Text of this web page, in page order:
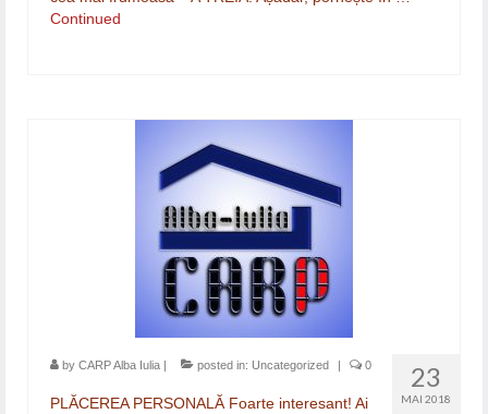
Continued
23
MAI 2018
by CARP Alba Iulia posted in: Uncategorized 0
PLĂCEREA PERSONALĂ Foarte interesant! Ai